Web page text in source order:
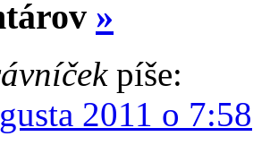
»
píše:
2011 o 7:58